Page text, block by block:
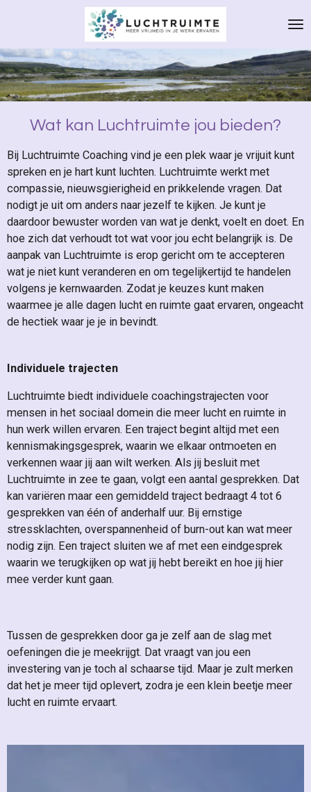
naar
de
hoofdinhoud
Wat kan Luchtruimte jou bieden?
Bij Luchtruimte Coaching vind je een plek waar je vrijuit kunt
spreken en je hart kunt luchten. Luchtruimte werkt met
compassie, nieuwsgierigheid en prikkelende vragen. Dat
nodigt je uit om anders naar jezelf te kijken. Je kunt je
daardoor bewuster worden van wat je denkt, voelt en doet. En
hoe zich dat verhoudt tot wat voor jou echt belangrijk is. De
aanpak van Luchtruimte is erop gericht om te accepteren
wat je niet kunt veranderen en om tegelijkertijd te handelen
volgens je kernwaarden. Zodat je keuzes kunt maken
waarmee je alle dagen lucht en ruimte gaat ervaren, ongeacht
de hectiek waar je je in bevindt.
Individuele trajecten
Luchtruimte biedt individuele coachingstrajecten voor
mensen in het sociaal domein die meer lucht en ruimte in
hun werk willen ervaren. Een traject begint altijd met een
kennismakingsgesprek, waarin we elkaar ontmoeten en
verkennen waar jij aan wilt werken. Als jij besluit met
Luchtruimte in zee te gaan, volgt een aantal gesprekken. Dat
kan variëren maar een gemiddeld traject bedraagt 4 tot 6
gesprekken van één of anderhalf uur. Bij ernstige
stressklachten, overspannenheid of burn-out kan wat meer
nodig zijn. Een traject sluiten we af met een eindgesprek
waarin we terugkijken op wat jij hebt bereikt en hoe jij hier
mee verder kunt gaan.
Tussen de gesprekken door ga je zelf aan de slag met
oefeningen die je meekrijgt. Dat vraagt van jou een
investering van je toch al schaarse tijd. Maar je zult merken
dat het je meer tijd oplevert, zodra je een klein beetje meer
lucht en ruimte ervaart.